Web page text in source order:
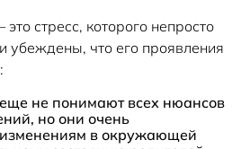
стресс, которого непросто
убеждены, что его проявления
не понимают всех нюансов
но они очень
изменениям в окружающей